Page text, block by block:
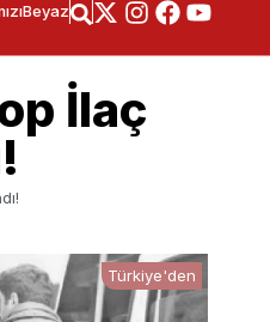
İlaç
Türkiye'den